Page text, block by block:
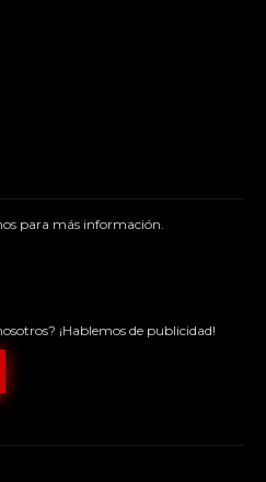
para más información.
¡Hablemos de publicidad!